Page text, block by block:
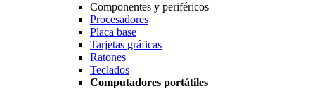
Componentes y periféricos
Procesadores
Placa base
Tarjetas gráficas
Ratones
Teclados
Computadores portátiles